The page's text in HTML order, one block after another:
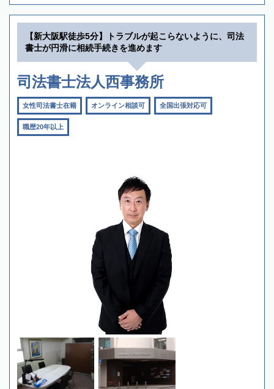
【新大阪駅徒歩5分】トラブルが起こらないように、司法
書士が円滑に相続手続きを進めます
司法書士法人西事務所
女性司法書士在籍 オンライン相談可 全国出張対応可
職歴20年以上